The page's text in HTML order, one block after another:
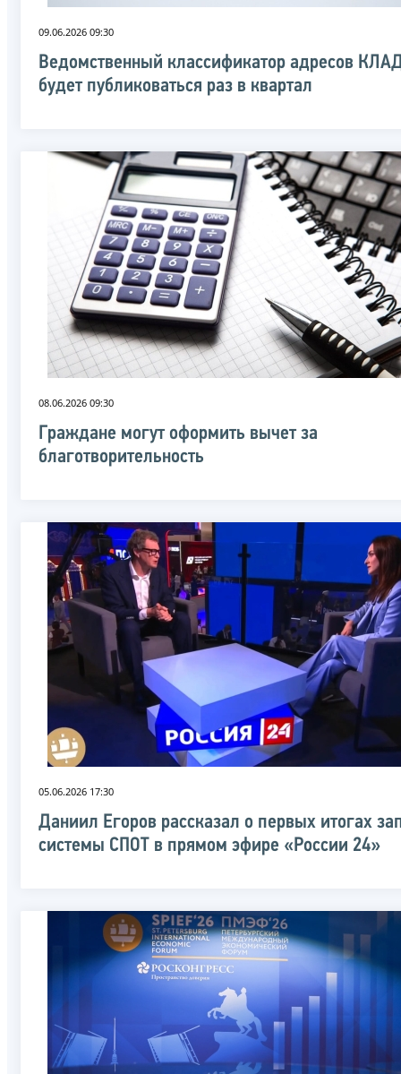
09.06.2026 09:30
Ведомственный классификатор адресов
будет публиковаться раз в квартал
08.06.2026 09:30
Граждане могут оформить вычет за
благотворительность
05.06.2026 17:30
Даниил Егоров рассказал о первых итогах
системы СПОТ в прямом эфире «России 24»